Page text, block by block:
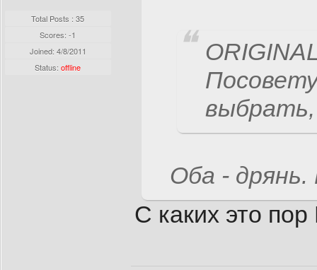
Total Posts : 35
Scores: -1
Joined: 4/8/2011
Status:offline
Оба -
C каких это